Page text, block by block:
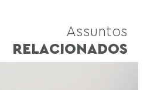
Assuntos
RELACIONADOS